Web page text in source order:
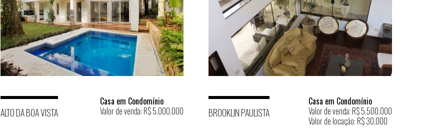
ALTO DA BOA VISTA
Casa em Condomínio
Valor de venda: R$ 5.000.000
BROOKLIN PAULISTA
Casa em Condomínio
Valor de venda: R$ 5.500.000
Valor de locação: R$ 30.000